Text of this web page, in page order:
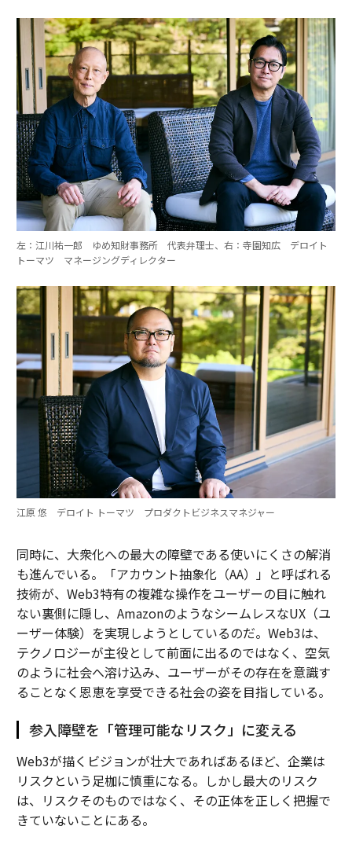
左：江川祐一郎 ゆめ知財事務所 代表弁理士、右：寺園知広 デロイト
トーマツ マネージングディレクター
江原 悠 デロイト トーマツ プロダクトビジネスマネジャー
同時に、大衆化への最大の障壁である使いにくさの解消
も進んでいる。「アカウント抽象化（AA）」と呼ばれる
技術が、Web3特有の複雑な操作をユーザーの目に触れ
ない裏側に隠し、AmazonのようなシームレスなUX（ユ
ーザー体験）を実現しようとしているのだ。Web3は、
テクノロジーが主役として前面に出るのではなく、空気
のように社会へ溶け込み、ユーザーがその存在を意識す
ることなく恩恵を享受できる社会の姿を目指している。
参入障壁を「管理可能なリスク」に変える
Web3が描くビジョンが壮大であればあるほど、企業は
リスクという足枷に慎重になる。しかし最大のリスク
は、リスクそのものではなく、その正体を正しく把握で
きていないことにある。